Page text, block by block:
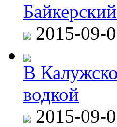
2015-09-
В
водкой
2015-09-